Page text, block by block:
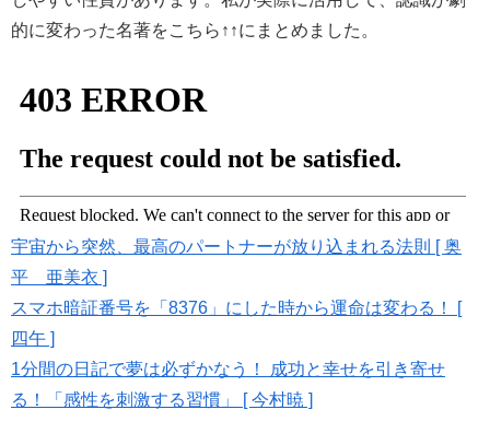
的に変わった名著をこちら↑↑にまとめました。
宇宙から突然、最高のパートナーが放り込まれる法則 [ 奥
平 亜美衣 ]
スマホ暗証番号を「8376」にした時から運命は変わる！ [
四午 ]
1分間の日記で夢は必ずかなう！ 成功と幸せを引き寄せ
る！「感性を刺激する習慣」 [ 今村暁 ]